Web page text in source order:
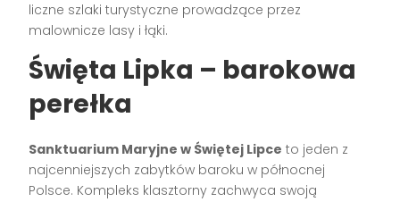
liczne szlaki turystyczne prowadzące przez
malownicze lasy i łąki.
Święta Lipka – barokowa
perełka
Sanktuarium Maryjne w Świętej Lipce to jeden z
najcenniejszych zabytków baroku w północnej
Polsce. Kompleks klasztorny zachwyca swoją